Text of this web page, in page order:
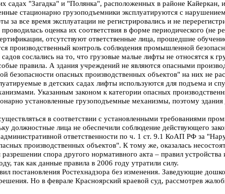
садах "Загадка" и "Полянка", расположенных в районе
стационарно грузоподъемники эксплуатируются с
за все время эксплуатации не регистрировались и не
оценка их соответствия в форме периодического (не
отсутствуют ответственные лица, прошедшие
производственный контроль соблюдения промышленной
сослались на то, что грузовые малые лифты не относятся к
правила. А здания учреждений не являются опасными
опасных производственных объектов" на них не
в детских садах лифты используются для подъема и
Указанным законом к категории опасных
установленные грузоподъемные механизмы, поэтому здания
в соответствии с установленными требованиями
должностные лица не обеспечили соблюдение действующего
ответственности по ч. 1 ст. 9.1 КоАП РФ за
производственных объектов". К тому же, оказалась
спора другого нормативного акта – правил устройства
так как данные правила в 2006 году утратили силу.
постановления Ростехнадзора без изменения. Заведующие
Но в феврале Красноярский краевой суд, рассмотрев